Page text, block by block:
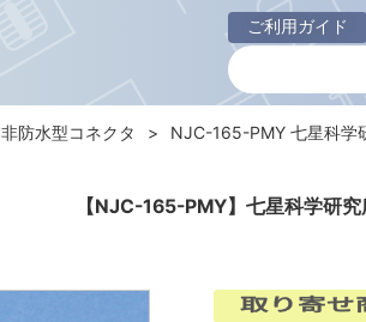
ご利用ガイド
【NJC-165-PMY】七星科学研究
非防水型コネクタ NJC-165-PMY 七星科学